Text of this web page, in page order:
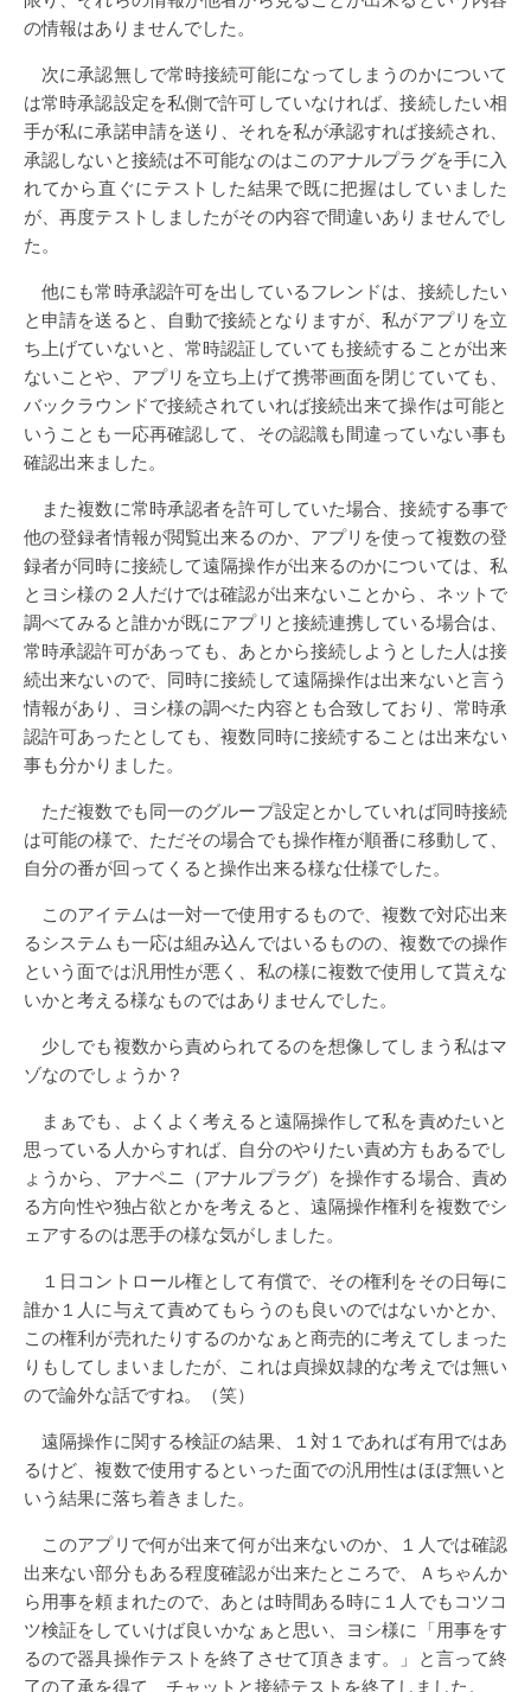
の情報はありませんでした。
次に承認無しで常時接続可能になってしまうのかについて
は常時承認設定を私側で許可していなければ、接続したい相
手が私に承諾申請を送り、それを私が承認すれば接続され、
承認しないと接続は不可能なのはこのアナルプラグを手に入
れてから直ぐにテストした結果で既に把握はしていました
が、再度テストしましたがその内容で間違いありませんでし
た。
他にも常時承認許可を出しているフレンドは、接続したい
と申請を送ると、自動で接続となりますが、私がアプリを立
ち上げていないと、常時認証していても接続することが出来
ないことや、アプリを立ち上げて携帯画面を閉じていても、
バックラウンドで接続されていれば接続出来て操作は可能と
いうことも一応再確認して、その認識も間違っていない事も
確認出来ました。
また複数に常時承認者を許可していた場合、接続する事で
他の登録者情報が閲覧出来るのか、アプリを使って複数の登
録者が同時に接続して遠隔操作が出来るのかについては、私
とヨシ様の２人だけでは確認が出来ないことから、ネットで
調べてみると誰かが既にアプリと接続連携している場合は、
常時承認許可があっても、あとから接続しようとした人は接
続出来ないので、同時に接続して遠隔操作は出来ないと言う
情報があり、ヨシ様の調べた内容とも合致しており、常時承
認許可あったとしても、複数同時に接続することは出来ない
事も分かりました。
ただ複数でも同一のグループ設定とかしていれば同時接続
は可能の様で、ただその場合でも操作権が順番に移動して、
自分の番が回ってくると操作出来る様な仕様でした。
このアイテムは一対一で使用するもので、複数で対応出来
るシステムも一応は組み込んではいるものの、複数での操作
という面では汎用性が悪く、私の様に複数で使用して貰えな
いかと考える様なものではありませんでした。
少しでも複数から責められてるのを想像してしまう私はマ
ゾなのでしょうか？
まぁでも、よくよく考えると遠隔操作して私を責めたいと
思っている人からすれば、自分のやりたい責め方もあるでし
ょうから、アナペニ（アナルプラグ）を操作する場合、責め
る方向性や独占欲とかを考えると、遠隔操作権利を複数でシ
ェアするのは悪手の様な気がしました。
１日コントロール権として有償で、その権利をその日毎に
誰か１人に与えて責めてもらうのも良いのではないかとか、
この権利が売れたりするのかなぁと商売的に考えてしまった
りもしてしまいましたが、これは貞操奴隷的な考えでは無い
ので論外な話ですね。（笑）
遠隔操作に関する検証の結果、１対１であれば有用ではあ
るけど、複数で使用するといった面での汎用性はほぼ無いと
いう結果に落ち着きました。
このアプリで何が出来て何が出来ないのか、１人では確認
出来ない部分もある程度確認が出来たところで、Ａちゃんか
ら用事を頼まれたので、あとは時間ある時に１人でもコツコ
ツ検証をしていけば良いかなぁと思い、ヨシ様に「用事をす
るので器具操作テストを終了させて頂きます。」と言って終
了の了承を得て、チャットと接続テストを終了しました。